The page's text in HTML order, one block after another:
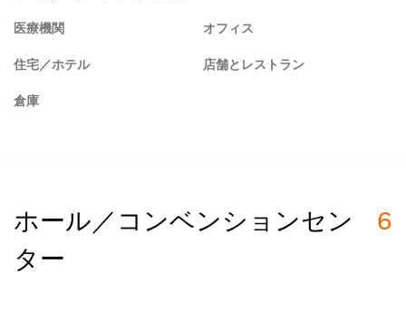
医療機関 オフィス
住宅／ホテル 店舗とレストラン
倉庫
ホール／コンベンションセン
ター
6